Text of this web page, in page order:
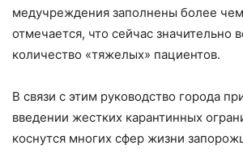
медучреждения заполнены более
отмечается, что сейчас значительно
количество «тяжелых» пациентов.
В связи с этим руководство города
введении жестких карантинных
коснутся многих сфер жизни